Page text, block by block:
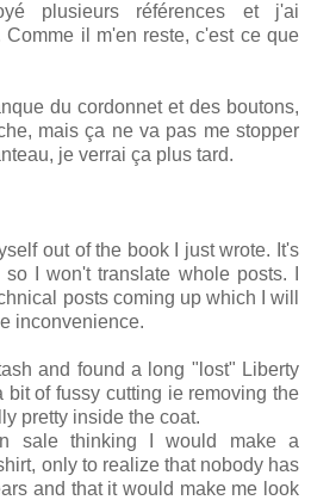
plusieurs références et j'ai
il m'en reste, c'est ce que
du cordonnet et des boutons,
mais ça ne va pas me stopper
je verrai ça plus tard.
out of the book I just wrote. It's
I won't translate whole posts. I
posts coming up which I will
inconvenience.
and found a long "lost" Liberty
bit of fussy cutting ie removing the
pretty inside the coat.
sale thinking I would make a
only to realize that nobody has
and that it would make me look